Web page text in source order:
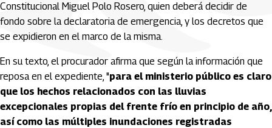
Constitucional Miguel Polo Rosero, quien deberá decidir de
fondo sobre la declaratoria de emergencia, y los decretos que
se expidieron en el marco de la misma.
En su texto, el procurador afirma que según la información que
reposa en el expediente, "para el ministerio público es claro
que los hechos relacionados con las lluvias
excepcionales propias del frente frío en principio de año,
así como las múltiples inundaciones registradas